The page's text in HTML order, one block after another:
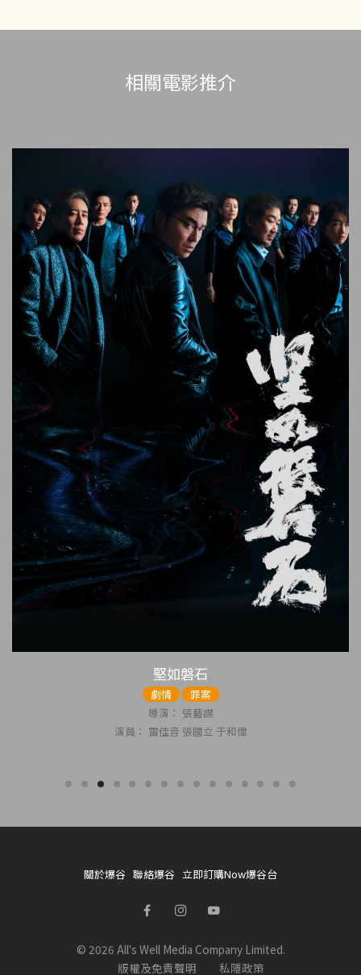
相關電影推介
堅如磐石
劇情
罪案
導演： 張藝謀
演員： 雷佳音 張國立 于和偉
關於爆谷 聯絡爆谷 立即訂購Now爆谷台
© 2026 All's Well Media Company Limited.
版權及免責聲明
私隱政策